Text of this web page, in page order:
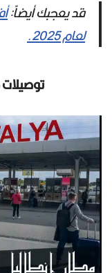
قد يعجبك أيضاً:
لعام 2025.